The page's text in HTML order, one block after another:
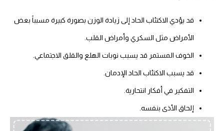
قد يؤدي الاكتئاب الحاد إلى زيادة الوزن بصورة كبيرة مسبباً بعض
الأمراض مثل السكري وأمراض القلب.
الخوف المستمر قد يسبب نوبات الهلع والقلق الاجتماعي.
قد يسبب الاكتئاب الحاد الإدمان.
التفكير في أفكار انتحارية.
إلحاق الأذى بنفسه.